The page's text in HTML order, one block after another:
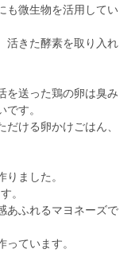
も微生物を活用してい
活きた酵素を取り入れ
を送った鶏の卵は臭み
す。
ける卵かけごはん、
ました。
。
あふれるマヨネーズで
ています。